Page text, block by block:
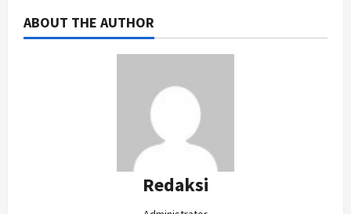
ABOUT THE AUTHOR
Redaksi